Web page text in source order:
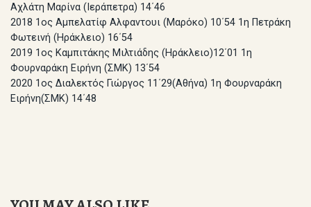
Αχλάτη Μαρίνα (Ιεράπετρα) 14΄46
2018 1ος Αμπελατίφ Αλφαντουι (Μαρόκο) 10΄54 1η Πετράκη
Φωτεινή (Ηράκλειο) 16΄54
2019 1ος Καμπιτάκης Μιλτιάδης (Ηράκλειο)12΄01 1η
Φουρναράκη Ειρήνη (ΣΜΚ) 13΄54
2020 1ος Διαλεκτός Γιώργος 11΄29(Αθήνα) 1η Φουρναράκη
Ειρήνη(ΣΜΚ) 14΄48